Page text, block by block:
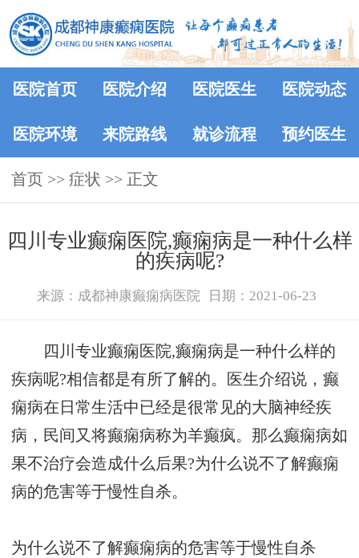
医院首页 医院介绍 医院医生 医院动态
医院环境 来院路线 就诊流程 预约医生
首页 >> 症状 >> 正文
四川专业癫痫医院,癫痫病是一种什么样
的疾病呢?
来源：成都神康癫痫病医院 日期：2021-06-23
四川专业癫痫医院,癫痫病是一种什么样的
疾病呢?相信都是有所了解的。医生介绍说，癫
痫病在日常生活中已经是很常见的大脑神经疾
病，民间又将癫痫病称为羊癫疯。那么癫痫病如
果不治疗会造成什么后果?为什么说不了解癫痫
病的危害等于慢性自杀。
为什么说不了解癫痫病的危害等于慢性自杀